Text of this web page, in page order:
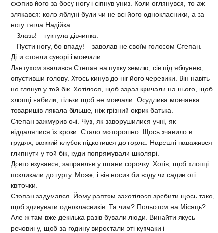
схопив його за босу ногу і сіпнув униз. Коли оглянувся, то аж
злякався: коло яблуні були чи не всі його однокласники, а за
ногу тягла Надійка.
– Злазь! – гукнула дівчинка.
– Пусти ногу, бо впаду! – заволав не своїм голо­сом Степан.
Діти стояли суворі і мовчали.
Лантухом звалився Степан на пухку землю, сів під яблунею,
опустивши голову. Хтось кинув до ніг його черевики. Він навіть
не глянув у той бік. Хотілося, щоб зараз кричали на нього, щоб
хлопці набили, тільки щоб не мовчали. Осудлива мовчанка
товаришів лякала біль­ше, ніж грізний окрик батька.
Степан зажмурив очі. Чув, як заворушилися учні, як
віддалялися їх кроки. Стало моторошно. Щось зча­вило в
грудях, важкий клубок підкотився до горла. Нарешті наважився
глипнути у той бік, куди попря­мували школярі.
Довго взувався, заправляв у штани сорочку. Хо­тів, щоб хлопці
покликали до гурту. Може, і він носив би воду чи садив оті
квіточки.
Степан задумався. Йому раптом захотілося зроби­ти щось таке,
щоб здивувати однокласників. Та чим? Польотом на Місяць?
Але ж там вже декілька разів бували люди. Винайти якусь
речовину, щоб за годину виростали оті купчаки і